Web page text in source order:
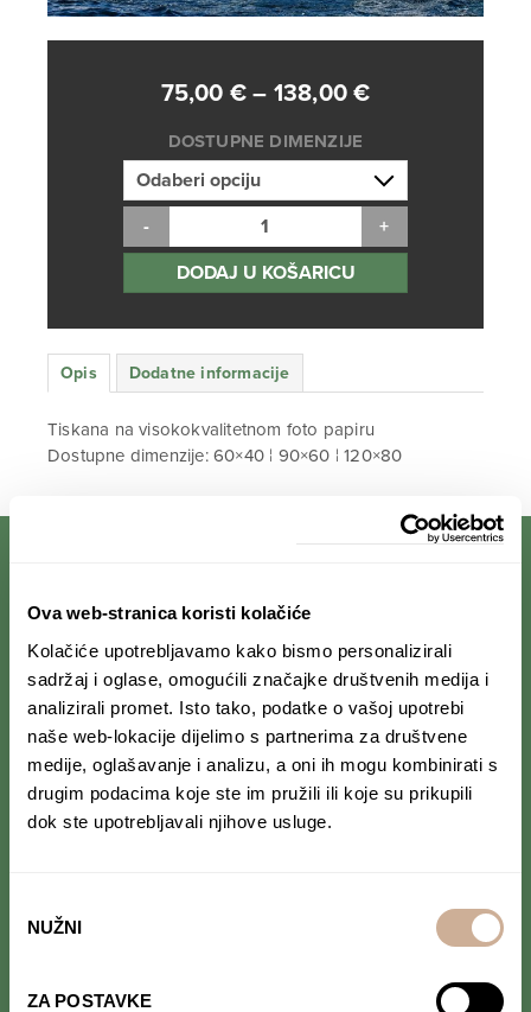
Ova web-stranica koristi kolačiće
Kolačiće upotrebljavamo kako bismo personalizirali
sadržaj i oglase, omogućili značajke društvenih medija i
analizirali promet. Isto tako, podatke o vašoj upotrebi
naše web-lokacije dijelimo s partnerima za društvene
medije, oglašavanje i analizu, a oni ih mogu kombinirati s
drugim podacima koje ste im pružili ili koje su prikupili
dok ste upotrebljavali njihove usluge.
pristanka
NUŽNI
ZA POSTAVKE
75,00 € – 138,00€Raspon
od
75,00 €
do
DOSTUPNE DIMENZIJE
DODAJ U KOŠARICU
Opis Dodatne informacije
Tiskana na visokokvalitetnom foto papiru
Dostupne dimenzije: 60×40 ¦ 90×60 ¦ 120×80
Prihvaćam da se moji podaci spremaju u bazu
podataka i koriste u svrhu slanja KEK
newslettera
do Japana, objavljujemo zanimljive tekstove,
kulture.